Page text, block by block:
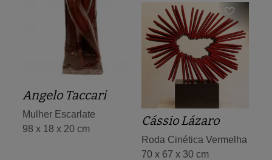
Angelo Taccari
Mulher Escarlate
98 x 18 x 20 cm
Cássio Lázaro
Roda Cinética Vermelha
70 x 67 x 30 cm